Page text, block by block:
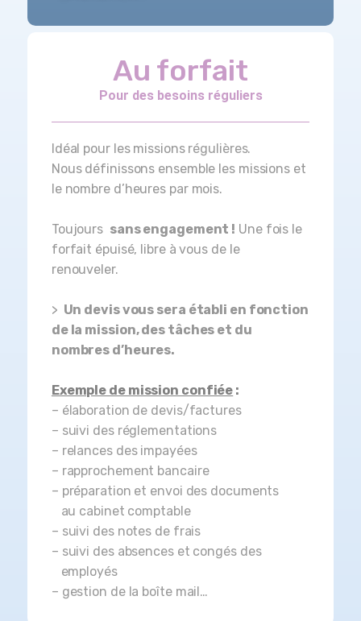
Au forfait
Pour des besoins réguliers
Idéal pour les missions régulières.
Nous définissons ensemble les missions et
le nombre d’heures par mois.
Toujours sans engagement ! Une fois le
forfait épuisé, libre à vous de le
renouveler.
> Un devis vous sera établi en fonction
de la mission, des tâches et du
nombres d’heures.
Exemple de mission confiée :
– élaboration de devis/factures
– suivi des réglementations
– relances des impayées
– rapprochement bancaire
– préparation et envoi des documents
au cabinet comptable
– suivi des notes de frais
– suivi des absences et congés des
employés
– gestion de la boîte mail…